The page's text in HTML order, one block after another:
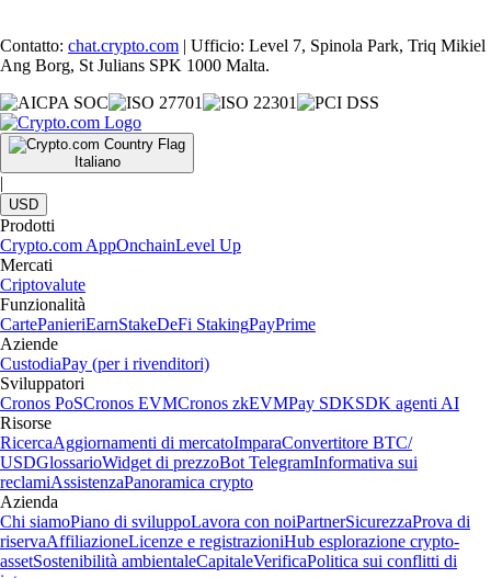
Contatto: chat.crypto.com | Ufficio: Level 7, Spinola Park, Triq Mikiel
Ang Borg, St Julians SPK 1000 Malta.
Italiano
|
USD
Prodotti
Crypto.com AppOnchainLevel Up
Mercati
Criptovalute
Funzionalità
CartePanieriEarnStakeDeFi StakingPayPrime
Aziende
CustodiaPay (per i rivenditori)
Sviluppatori
Cronos PoSCronos EVMCronos zkEVMPay SDKSDK agenti AI
Risorse
RicercaAggiornamenti di mercatoImparaConvertitore BTC/
USDGlossarioWidget di prezzoBot TelegramInformativa sui
reclamiAssistenzaPanoramica crypto
Azienda
Chi siamoPiano di sviluppoLavora con noiPartnerSicurezzaProva di
riservaAffiliazioneLicenze e registrazioniHub esplorazione crypto-
assetSostenibilità ambientaleCapitaleVerificaPolitica sui conflitti di